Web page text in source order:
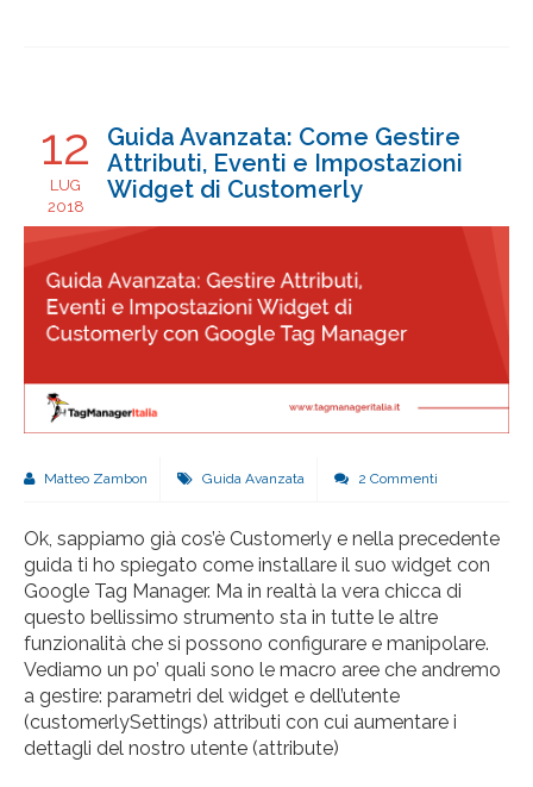
12
LUG
2018
Guida Avanzata: Come Gestire
Attributi, Eventi e Impostazioni
Widget di Customerly
Matteo Zambon Guida Avanzata 2 Commenti
Ok, sappiamo già cos’è Customerly e nella precedente
guida ti ho spiegato come installare il suo widget con
Google Tag Manager. Ma in realtà la vera chicca di
questo bellissimo strumento sta in tutte le altre
funzionalità che si possono configurare e manipolare.
Vediamo un po’ quali sono le macro aree che andremo
a gestire: parametri del widget e dell’utente
(customerlySettings) attributi con cui aumentare i
dettagli del nostro utente (attribute)